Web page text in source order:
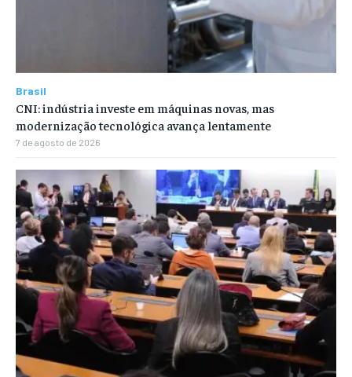
Brasil
CNI: indústria investe em máquinas novas, mas
modernização tecnológica avança lentamente
7 de agosto de 2026